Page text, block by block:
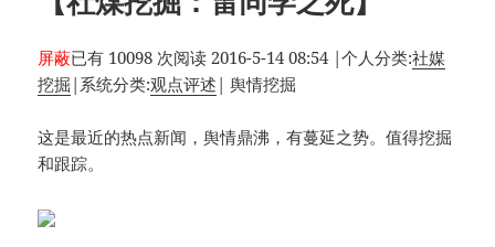
屏蔽已有 10098 次阅读 2016-5-14 08:54 |个人分类:社媒
挖掘 | 系统分类:观点评述 | 舆情挖掘
这是最近的热点新闻，舆情鼎沸，有蔓延之势。值得挖掘
和跟踪。